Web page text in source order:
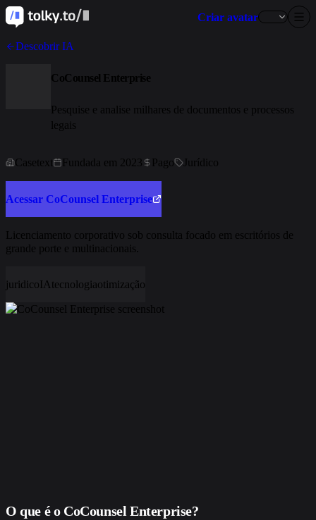
Criar avatar
Descobrir IA
CoCounsel Enterprise
Pesquise e analise milhares de documentos e processos
legais
Casetext Fundada em 2023 Pago Jurídico
Acessar CoCounsel Enterprise
Licenciamento corporativo sob consulta focado em escritórios de
grande porte e multinacionais.
juridicoIAtecnologiaotimização
O que é o CoCounsel Enterprise?